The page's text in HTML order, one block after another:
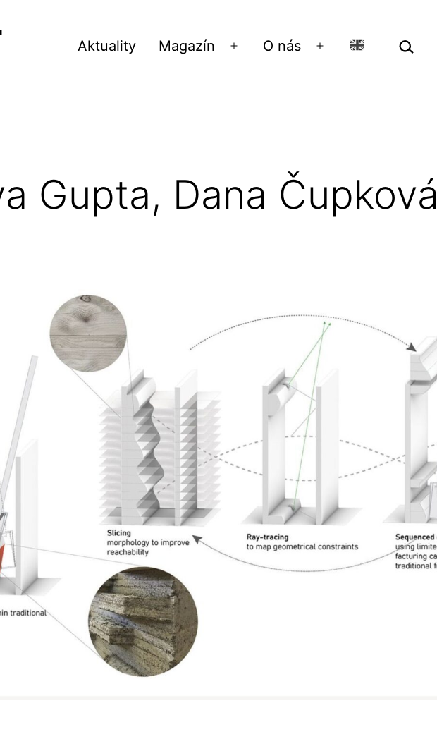
Aktuality Magazín
Otvoriť
O nás
Otvoriť
Hľadať…
Gupta, Dana Čupková